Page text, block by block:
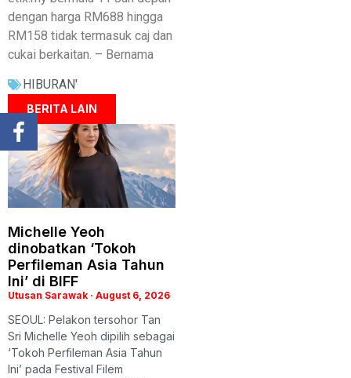
dengan harga RM688 hingga
RM158 tidak termasuk caj dan
cukai berkaitan. – Bernama
HIBURAN'
BERITA LAIN
Michelle Yeoh
dinobatkan ‘Tokoh
Perfileman Asia Tahun
Ini’ di BIFF
Utusan Sarawak August 6, 2026
SEOUL: Pelakon tersohor Tan
Sri Michelle Yeoh dipilih sebagai
‘Tokoh Perfileman Asia Tahun
Ini’ pada Festival Filem